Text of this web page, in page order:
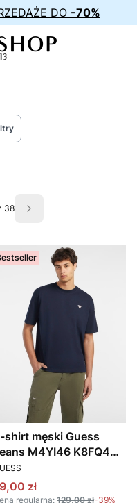
DO -70%
38 Następne produkty
shirt męski Guess
M4YI46 K8FQ4
promocyjna
zł
regularna: 129,00 zł-39%